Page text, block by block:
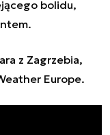
bolidu,
z Zagrzebia,
Europe.